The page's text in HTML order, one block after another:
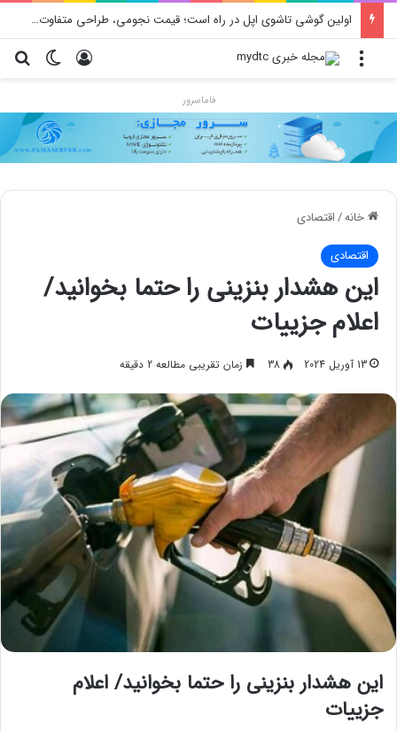
اولین گوشی تاشوی اپل در راه است؛ قیمت نجومی، طراحی متفاوت و زمان رونمایی احتمالی
تغییر ورود منو
فاماسرور
خانه/اقتصادی
اقتصادی
این هشدار بنزینی را حتما بخوانید/
اعلام جزییات
13 آوریل 2024 38 زمان تقریبی مطالعه 2 دقیقه
این هشدار بنزینی را حتما بخوانید/ اعلام
جزییات